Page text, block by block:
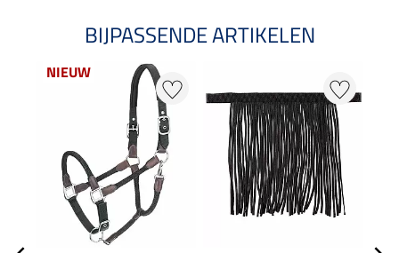
BIJPASSENDE ARTIKELEN
NIEUW